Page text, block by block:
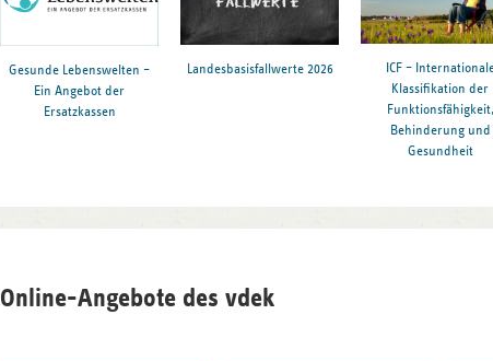
Gesunde Lebenswelten –
Ein Angebot der
Ersatzkassen
Landesbasisfallwerte 2026
ICF –
Klassifikation der
Funktionsfähigkeit,
Behinderung und
Gesundheit
Online-Angebote des vdek